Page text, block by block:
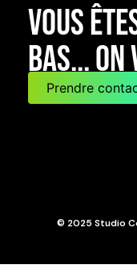
Vous
bas... on
Prendre
© 2025 Studio